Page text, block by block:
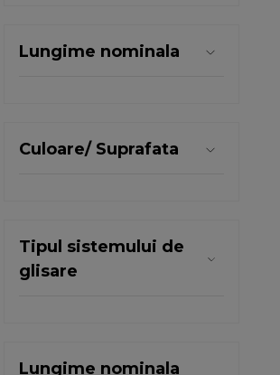
Lungime nominala
Culoare/ Suprafata
Tipul sistemului de
glisare
Lungime nominala